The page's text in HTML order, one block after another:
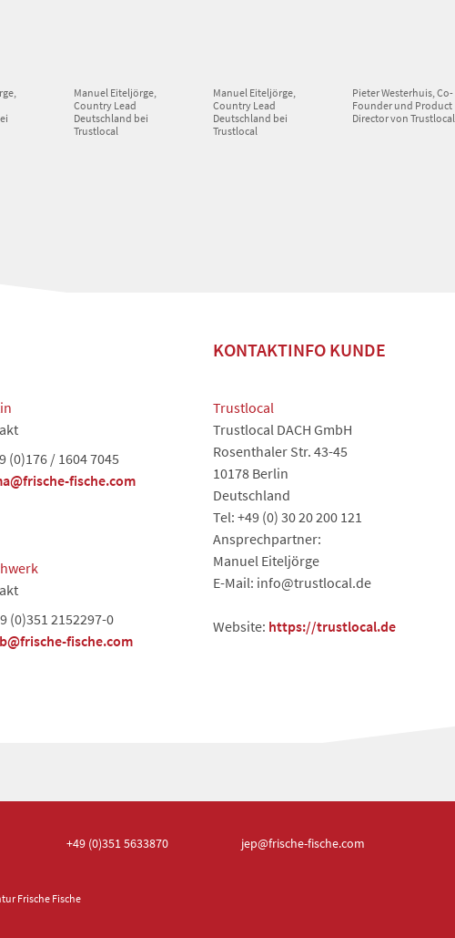
Manuel Eiteljörge,
Country Lead
Deutschland bei
Trustlocal
Manuel Eiteljörge,
Country Lead
Deutschland bei
Trustlocal
Pieter Westerhuis, Co-
Founder und Product
Director von Trustlocal
(0)176 / 1604 7045
fische.com
(0)351 2152297-0
fische.com
KONTAKTINFO KUNDE
Trustlocal
Trustlocal DACH GmbH
Rosenthaler Str. 43-45
10178 Berlin
Deutschland
Tel: +49 (0) 30 20 200 121
Ansprechpartner:
Manuel Eiteljörge
E-Mail: info@trustlocal.de
Website: https://trustlocal.de
+49 (0)3515633870 jep@frische-fische.com
Frische Fische